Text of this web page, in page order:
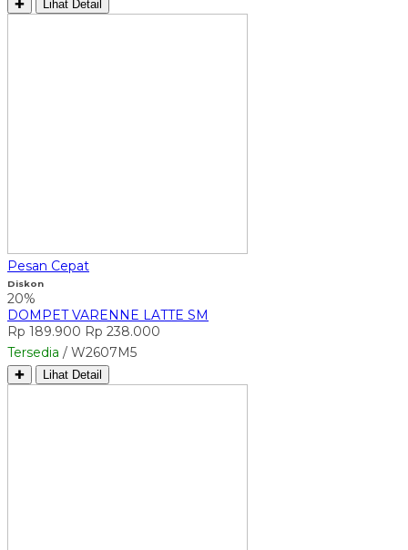
✚ Lihat Detail
Pesan Cepat
Diskon
20%
DOMPET VARENNE LATTE SM
Rp 189.900 Rp 238.000
Tersedia / W2607M5
✚ Lihat Detail